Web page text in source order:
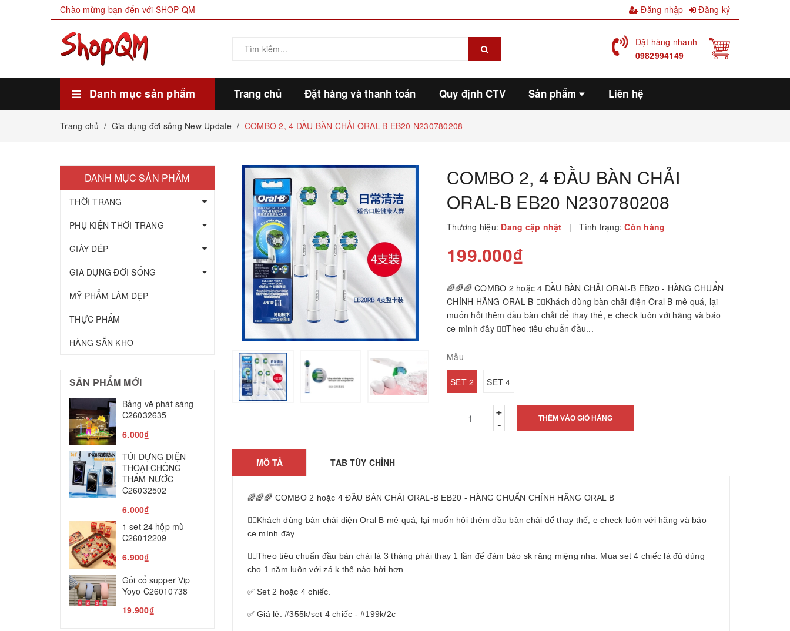
Chào mừng bạn đến với SHOP QM Đăng nhập Đăng ký
Đặt hàng nhanh
0982994149
Danh mục sản phẩm Trang chủ Đặt hàng và thanh toán Quy định CTV Sản phẩm Liên hệ
Trang chủ / Gia dụng đời sống New Update / COMBO 2, 4 ĐẦU BÀN CHẢI ORAL-B EB20 N230780208
COMBO 2, 4 ĐẦU BÀN CHẢI
ORAL-B EB20 N230780208
Thương hiệu: Đang cập nhật | Tình trạng: Còn hàng
199.000₫
🌈🌈🌈 COMBO 2 hoặc 4 ĐẦU BÀN CHẢI ORAL-B EB20 - HÀNG CHUẨN
CHÍNH HÃNG ORAL B 👉🏻Khách dùng bàn chải điện Oral B mê quá, lại
muốn hỏi thêm đầu bàn chải để thay thế, e check luôn với hãng và báo
ce mình đây 👉🏻Theo tiêu chuẩn đầu...
Mẫu
SET 2 SET 4
+
- THÊM VÀO GIỎ HÀNG
MÔ TẢ TAB TÙY CHỈNH
🌈🌈🌈 COMBO 2 hoặc 4 ĐẦU BÀN CHẢI ORAL-B EB20 - HÀNG CHUẨN CHÍNH HÃNG ORAL B
👉🏻Khách dùng bàn chải điện Oral B mê quá, lại muốn hỏi thêm đầu bàn chải để thay thế, e check luôn với hãng và báo
ce mình đây
👉🏻Theo tiêu chuẩn đầu bàn chải là 3 tháng phải thay 1 lần để đảm bảo sk răng miệng nha. Mua set 4 chiếc là đủ dùng
cho 1 năm luôn với zá k thể nào hời hơn
✅ Set 2 hoặc 4 chiếc.
✅ Giá lẻ: #355k/set 4 chiếc - #199k/2c
DANH MỤC SẢN PHẨM
THỜI TRANG
PHỤ KIỆN THỜI TRANG
GIÀY DÉP
GIA DỤNG ĐỜI SỐNG
MỸ PHẨM LÀM ĐẸP
THỰC PHẨM
HÀNG SẴN KHO
SẢN PHẨM MỚI
Bảng vẽ phát sáng
C26032635
6.000₫
TÚI ĐỰNG ĐIỆN
THOẠI CHỐNG
THẤM NƯỚC
C26032502
6.000₫
1 set 24 hộp mù
C26012209
6.900₫
Gối cổ supper Vip
Yoyo C26010738
19.900₫
Thảm ngải cứu hàng
MÁY GỌT BÚT CHÌ
TỰ ĐỘNG
85.000₫
Lược, búa massage
T25061605
50.000₫